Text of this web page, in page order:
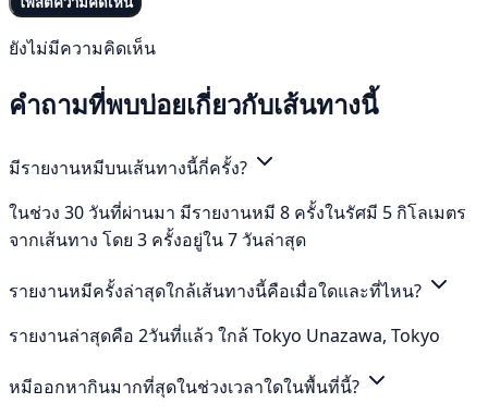
ยังไม่มีความคิดเห็น
คำถามที่พบบ่อยเกี่ยวกับเส้นทางนี้
มีรายงานหมีบนเส้นทางนี้กี่ครั้ง?
ในช่วง 30 วันที่ผ่านมา มีรายงานหมี 8 ครั้งในรัศมี 5 กิโลเมตร
จากเส้นทาง โดย 3 ครั้งอยู่ใน 7 วันล่าสุด
รายงานหมีครั้งล่าสุดใกล้เส้นทางนี้คือเมื่อใดและที่ไหน?
รายงานล่าสุดคือ 2วันที่แล้ว ใกล้ Tokyo Unazawa, Tokyo
หมีออกหากินมากที่สุดในช่วงเวลาใดในพื้นที่นี้?